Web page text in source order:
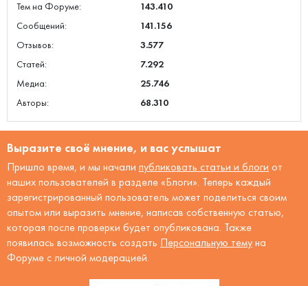
Тем на Форуме:
143.410
Сообщений:
141.156
Отзывов:
3.577
Статей:
7.292
Медиа:
25.746
Авторы:
68.310
Выразите своё мнение, и вас услышат
Пришло время, и мы начали публиковать статьи и блоги от
наших пользователей в разделе «Блоги». Теперь каждый
зарегистрированный пользователь может поделиться своим
опытом или выразить мнение, написав собственную статью,
которая после проверки будет опубликована. Также
появилась возможность создать Персональную тему на
Форуме с личной модерацией.